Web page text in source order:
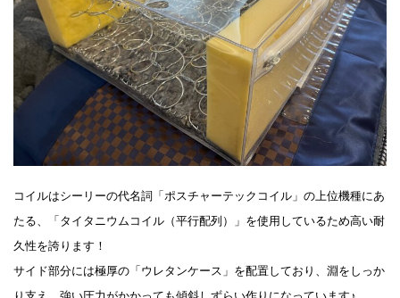
コイルはシーリーの代名詞「ポスチャーテックコイル」の上位機種にあ
たる、「タイタニウムコイル（平行配列）」を使用しているため高い耐
久性を誇ります！
サイド部分には極厚の「ウレタンケース」を配置しており、淵をしっか